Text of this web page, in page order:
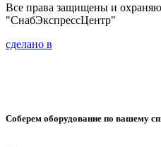
Все права защищены и
"СнабЭкспрессЦентр"
сделано в
Соберем оборудование по вашему